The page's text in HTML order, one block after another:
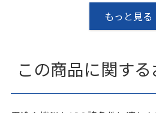
もっと見る
この商品に関す